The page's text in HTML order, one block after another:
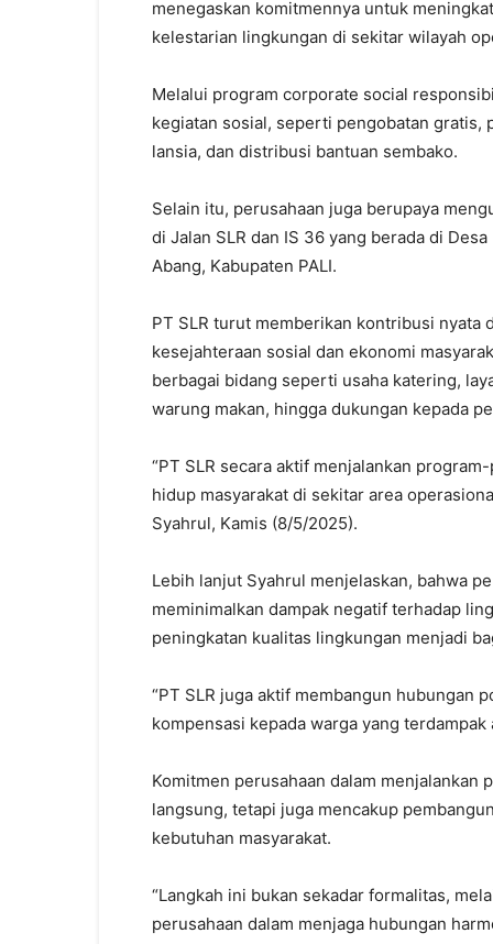
menegaskan komitmennya untuk
kelestarian lingkungan di sekitar wilayah
Melalui program corporate social
kegiatan sosial, seperti pengobatan gratis,
lansia, dan distribusi bantuan sembako.
Selain itu, perusahaan juga berupaya
di Jalan SLR dan IS 36 yang berada di
Abang, Kabupaten PALI.
PT SLR turut memberikan kontribusi nyata
kesejahteraan sosial dan ekonomi
berbagai bidang seperti usaha katering,
warung makan, hingga dukungan kepada
“PT SLR secara aktif menjalankan
hidup masyarakat di sekitar area
Syahrul, Kamis (8/5/2025).
Lebih lanjut Syahrul menjelaskan, bahwa
meminimalkan dampak negatif terhadap
peningkatan kualitas lingkungan menjadi
“PT SLR juga aktif membangun hubungan
kompensasi kepada warga yang
Komitmen perusahaan dalam menjalankan
langsung, tetapi juga mencakup
kebutuhan masyarakat.
“Langkah ini bukan sekadar formalitas,
perusahaan dalam menjaga hubungan